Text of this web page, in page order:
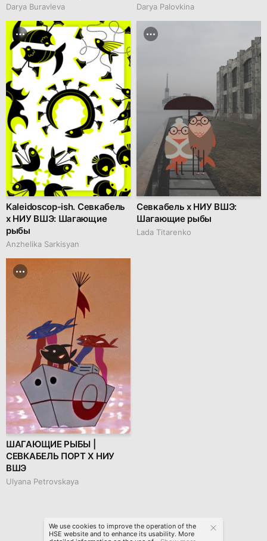
Darya Buravleva Darya Palovkina
Kaleidoscop-ish. Севкабель
х НИУ ВШЭ: Шагающие
рыбы
Anzhelika Sarkisyan
Севкабель х НИУ ВШЭ:
Шагающие рыбы
Lada Titarenko
ШАГАЮЩИЕ РЫБЫ |
СЕВКАБЕЛЬ ПОРТ Х НИУ
ВШЭ
Ulyana Petrovskaya
We use cookies to improve the operation of the
HSE website and to enhance its usability. More